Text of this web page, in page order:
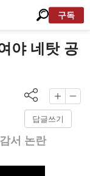
구독
야 네탓 공
답글쓰기
서 논란